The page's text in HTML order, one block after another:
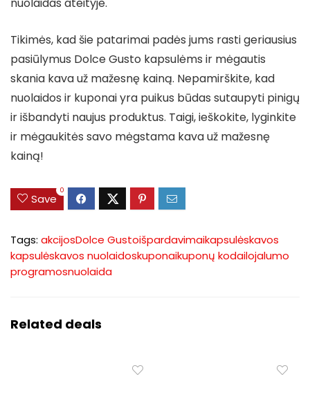
nuolaidas ateityje.
Tikimės, kad šie patarimai padės jums rasti geriausius
pasiūlymus Dolce Gusto kapsulėms ir mėgautis
skania kava už mažesnę kainą. Nepamirškite, kad
nuolaidos ir kuponai yra puikus būdas sutaupyti pinigų
ir išbandyti naujus produktus. Taigi, ieškokite, lyginkite
ir mėgaukitės savo mėgstama kava už mažesnę
kainą!
Save
0
Tags: akcijosDolce Gustoišpardavimaikapsulėskavos
kapsulėskavos nuolaidoskuponaikuponų kodailojalumo
programosnuolaida
Related deals